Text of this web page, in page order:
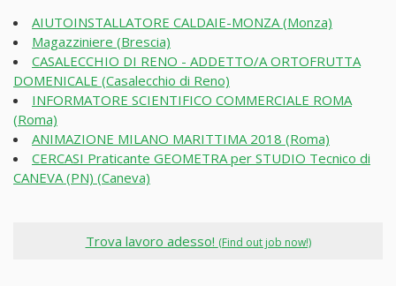
AIUTOINSTALLATORE CALDAIE-MONZA (Monza)
Magazziniere (Brescia)
CASALECCHIO DI RENO - ADDETTO/A ORTOFRUTTA
DOMENICALE (Casalecchio di Reno)
INFORMATORE SCIENTIFICO COMMERCIALE ROMA
(Roma)
ANIMAZIONE MILANO MARITTIMA 2018 (Roma)
CERCASI Praticante GEOMETRA per STUDIO Tecnico di
CANEVA (PN) (Caneva)
Trova lavoro adesso! (Find out job now!)